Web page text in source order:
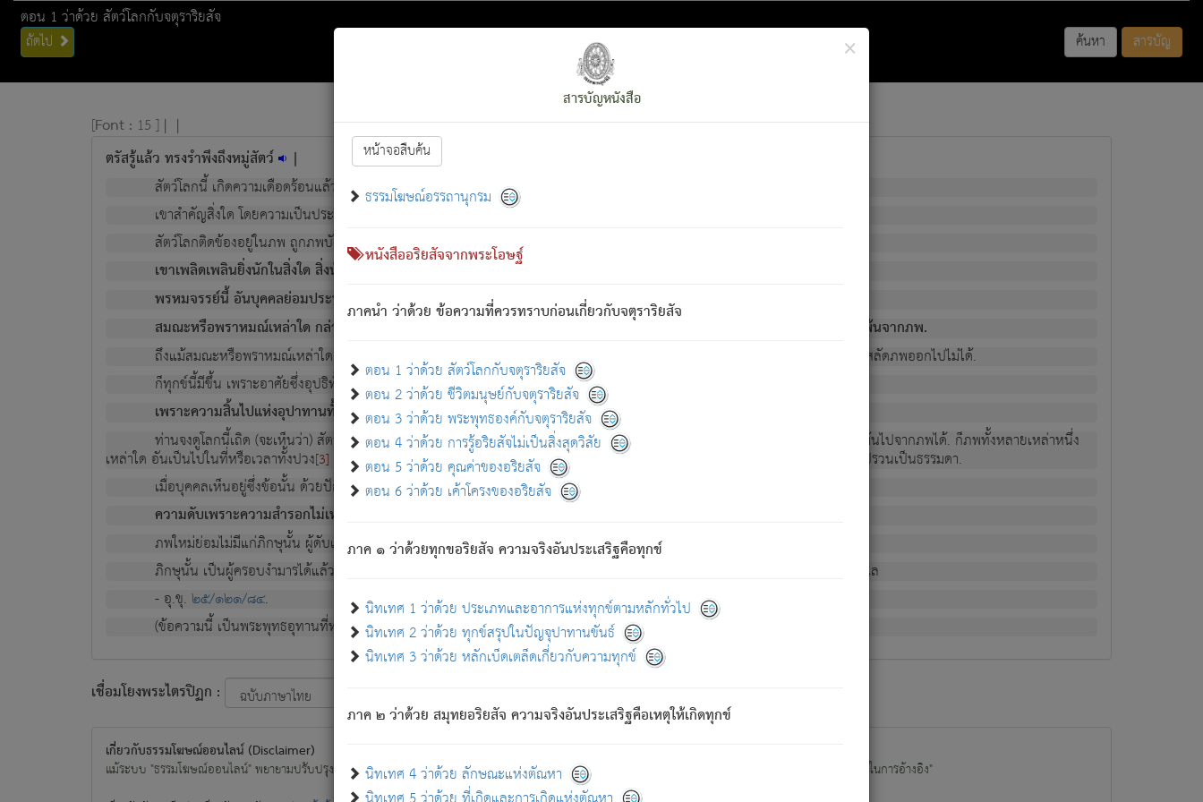
ตอน 1 ว่าด้วย สัตว์โลกกับจตุราริยสัจ
ถัดไป ค้นหา สารบัญ
×
สารบัญหนังสือ
หน้าจอสืบค้น
ธรรมโฆษณ์อรรถานุกรม
หนังสืออริยสัจจากพระโอษฐ์
ภาคนำ ว่าด้วย ข้อความที่ควรทราบก่อนเกี่ยวกับจตุราริยสัจ
ตอน 1 ว่าด้วย สัตว์โลกกับจตุราริยสัจ
ตอน 2 ว่าด้วย ชีวิตมนุษย์กับจตุราริยสัจ
ตอน 3 ว่าด้วย พระพุทธองค์กับจตุราริยสัจ
ตอน 4 ว่าด้วย การรู้อริยสัจไม่เป็นสิ่งสุดวิสัย
ตอน 5 ว่าด้วย คุณค่าของอริยสัจ
ตอน 6 ว่าด้วย เค้าโครงของอริยสัจ
ภาค ๑ ว่าด้วยทุกขอริยสัจ ความจริงอันประเสริฐคือทุกข์
นิทเทศ 1 ว่าด้วย ประเภทและอาการแห่งทุกข์ตามหลักทั่วไป
นิทเทศ 2 ว่าด้วย ทุกข์สรุปในปัญจุปาทานขันธ์
นิทเทศ 3 ว่าด้วย หลักเบ็ดเตล็ดเกี่ยวกับความทุกข์
ภาค ๒ ว่าด้วย สมุทยอริยสัจ ความจริงอันประเสริฐคือเหตุให้เกิดทุกข์
นิทเทศ 4 ว่าด้วย ลักษณะแห่งตัณหา
[Font : 15 ] | |
ตรัสรู้แล้ว ทรงรำพึงถึงหมู่สัตว์ |
สัตว์โลกนี้ เกิดความเดือดร้อนแล้ว มีผัสสะบังหน้า[1]ย่อมกล่าวซึ่งโรค (ความเสียดแทง) นั้นโดยความเป็นตัวเป็นตน
เขาสำคัญสิ่งใด โดยความเป็นประการใด แต่สิ่งนั้นย่อมเป็น (ตามที่เป็นจริง) โดยประการอื่นจากที่เขาสำคัญนั้น
สัตว์โลกติดข้องอยู่ในภพ ถูกภพบังหน้าแล้ว มีภพโดยความเป็นอย่างอื่น (จากที่มันเป็นอยู่จริง) จึงได้เพลิดเพลินยิ่งนักในภพนั้น
เขาเพลิดเพลินยิ่งนักในสิ่งใด สิ่งนั้นเป็นภัย (ที่เขาไม่รู้จัก) : เขากลัวต่อสิ่งใดสิ่งนั้นเป็นทุกข์
พรหมจรรย์นี้ อันบุคคลย่อมประพฤติ ก็เพื่อการละขาดซึ่งภพ.
สมณะหรือพราหมณ์เหล่าใด กล่าวความหลุดพ้นจากภพว่ามีได้เพราะภพ เรากล่าวว่า สมณะหรือพราหมณ์ทั้งปวงนั้น มิใช่ผู้หลดพ้นจากภพ.
ถึงแม้สมณะหรือพราหมณ์เหล่าใด กล่าวความออกไปได้จากภพ ว่ามีได้เพราะวิภพ[2]
: เรากล่าวว่า สมณะหรือพราหมณ์ทั้งปวงนั้น ก็ยังสลัดภพออกไปไม่ได้.
ก็ทุกข์นี้มีขึ้น เพราะอาศัยซึ่งอุปธิทั้งปวง.
เพราะความสิ้นไปแห่งอุปาทานทั้งปวง ความเกิดขึ้นแห่งทุกข์จึงไม่มี.
ท่านจงดูโลกนี้เถิด (จะเห็นว่า) สัตว์ทั้งหลายอันอวิชาหนาแน่นบังหนาแล้ว; และว่า สัตว์ผู้ยินดีในภพอันเป็นแล้วนั้น ย่อมไม่เป็นผู้หลุดพ้นไปจากภพได้. ก็ภพทั้งหลายเหล่าหนึ่ง
เหล่าใด อันเป็นไปในที่หรือเวลาทั้งปวง[3] เพื่อความมีแห่งประโยชน์โดยประการทั้งปวง; ภพทั้งหลายทั้งหมดนั้น ไม่เที่ยง เป็นทุกข์ มีความแปรปรวนเป็นธรรมดา.
เมื่อบุคคลเห็นอยู่ซึ่งข้อนั้น ด้วยปัญญาอันชอบตามที่เป็นจริงอย่างนี้อยู่; เขาย่อมละภวตัณหาได้ และไม่เพลิดเพลินวิภวตัณหาด้วย.
ความดับเพราะความสำรอกไม่เหลือ (แห่งภพทั้งหลาย) เพราะความสิ้นไปแห่งตัณหาโดยประการทั้งปวง นั้นคือนิพพาน.
ภพใหม่ย่อมไม่มีแก่ภิกษุนั้น ผู้ดับเย็นสนิทแล้ว เพราะไม่มีความยึดมั่น
ภิกษุนั้น เป็นผู้ครอบงำมารได้แล้ว ชนะสงครามแล้ว ก้าวล่วงภพทั้งหลายทั้งปวงได้แล้ว เป็นผู้คงที่ (คือไม่เปลี่ยนแปลงอีกต่อไป). ดังนี้แล
- อุ.ขุ.๒๕/๑๒๑/๘๔.
(ข้อความนี้ เป็นพระพุทธอุทานที่ทรงเปล่งออก ที่โคนต้นโพธิ์เป็นที่ตรัสรู้ เมื่อตรัสรู้แล้วได้ 7 วัน)
เชื่อมโยงพระไตรปิฏก :
เกี่ยวกับธรรมโฆษณ์ออนไลน์ (Disclaimer)
แม้ระบบ "ธรรมโฆษณ์ออนไลน์" พยายามปรับปรุงข้อมูลให้ถูกต้องมากที่สุด ผู้ศึกษาก็พึงตรวจสอบกับตัวเล่มหนังสือต้นฉบับ ที่มีการพิมพ์ครั้งล่าสุด ก่อนนำข้อมูลไปใช้ในการอ้างอิง"